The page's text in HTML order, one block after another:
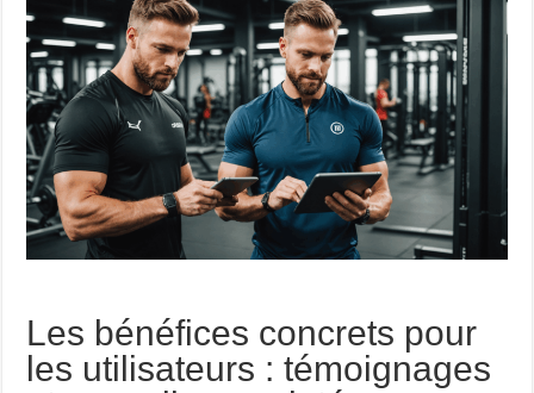
Les bénéfices concrets pour
les utilisateurs : témoignages